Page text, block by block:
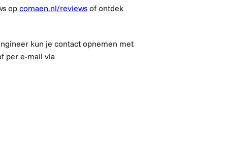
op comaen.nl/reviewsof ontdek
kun je contact opnemen met
per e-mail via